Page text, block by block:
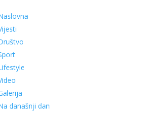
današnji dan